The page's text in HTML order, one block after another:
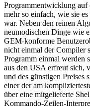
Programmentwicklung auf
mehr so einfach, wie sie
war. Neben den reinen
neumodischen Dinge wie
GEM-konforme
nicht einmal der Compiler
Programm einmal werden
aus den USA erfreut sich,
und des günstigen Preises
einer der am
über eine mitgelieferte
Kommando-Zeilen-